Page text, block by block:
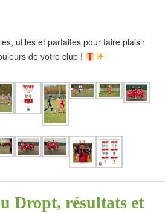
utiles et parfaites pour faire plaisir
de votre club !
Dropt, résultats et